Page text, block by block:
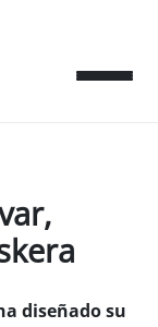
diseñado su